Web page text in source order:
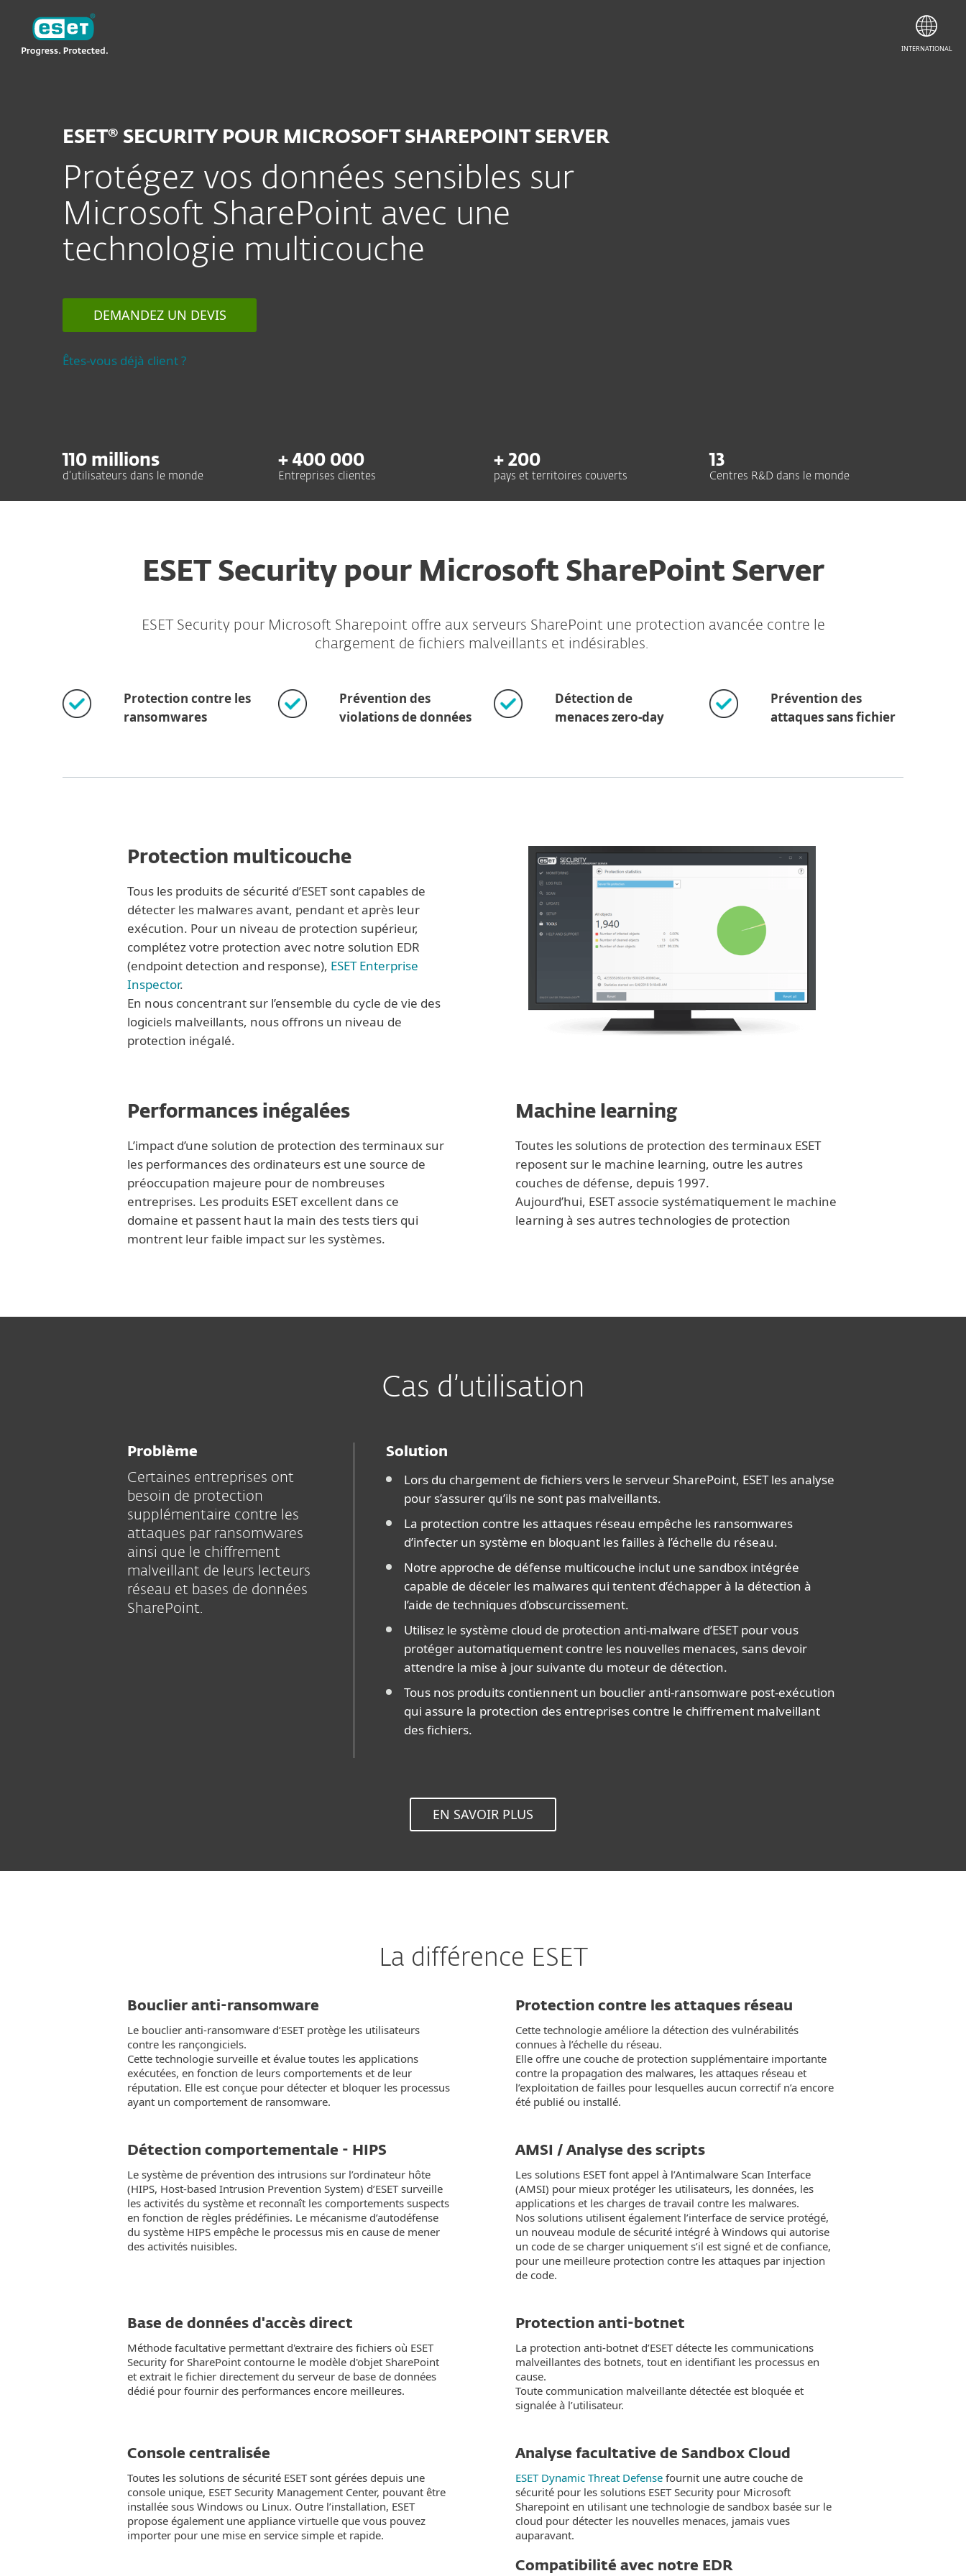
ESET® SECURITY POUR MICROSOFT SHAREPOINT SERVER
Protégez vos données sensibles sur
Microsoft SharePoint avec une
technologie multicouche
DEMANDEZ UN DEVIS
Êtes-vous déjà client ?
110 millions
d’utilisateurs dans le monde
+ 400 000
Entreprises clientes
+ 200
pays et territoires couverts
13
Centres R&D dans le monde
ESET Security pour Microsoft SharePoint Server
ESET Security pour Microsoft Sharepoint offre aux serveurs SharePoint une protection avancée contre le
chargement de fichiers malveillants et indésirables.
Protection contre les
ransomwares
Prévention des
violations de données
Détection de
menaces zero-day
Prévention des
attaques sans fichier
Protection multicouche
Tous les produits de sécurité d’ESET sont capables de
détecter les malwares avant, pendant et après leur
exécution. Pour un niveau de protection supérieur,
complétez votre protection avec notre solution EDR
(endpoint detection and response), ESET Enterprise
Inspector.
En nous concentrant sur l’ensemble du cycle de vie des
logiciels malveillants, nous offrons un niveau de
protection inégalé.
Performances inégalées
L’impact d’une solution de protection des terminaux sur
les performances des ordinateurs est une source de
préoccupation majeure pour de nombreuses
entreprises. Les produits ESET excellent dans ce
domaine et passent haut la main des tests tiers qui
montrent leur faible impact sur les systèmes.
Machine learning
Toutes les solutions de protection des terminaux ESET
reposent sur le machine learning, outre les autres
couches de défense, depuis 1997.
Aujourd’hui, ESET associe systématiquement le machine
learning à ses autres technologies de protection
Cas d’utilisation
Problème
Certaines entreprises ont
besoin de protection
supplémentaire contre les
attaques par ransomwares
ainsi que le chiffrement
malveillant de leurs lecteurs
réseau et bases de données
SharePoint.
Solution
Lors du chargement de fichiers vers le serveur SharePoint, ESET les analyse
pour s’assurer qu’ils ne sont pas malveillants.
La protection contre les attaques réseau empêche les ransomwares
d’infecter un système en bloquant les failles à l’échelle du réseau.
Notre approche de défense multicouche inclut une sandbox intégrée
capable de déceler les malwares qui tentent d’échapper à la détection à
l’aide de techniques d’obscurcissement.
Utilisez le système cloud de protection anti-malware d’ESET pour vous
protéger automatiquement contre les nouvelles menaces, sans devoir
attendre la mise à jour suivante du moteur de détection.
Tous nos produits contiennent un bouclier anti-ransomware post-exécution
qui assure la protection des entreprises contre le chiffrement malveillant
des fichiers.
EN SAVOIR PLUS
La différence ESET
Bouclier anti-ransomware
Le bouclier anti-ransomware d’ESET protège les utilisateurs
contre les rançongiciels.
Cette technologie surveille et évalue toutes les applications
exécutées, en fonction de leurs comportements et de leur
réputation. Elle est conçue pour détecter et bloquer les processus
ayant un comportement de ransomware.
Protection contre les attaques réseau
Cette technologie améliore la détection des vulnérabilités
connues à l’échelle du réseau.
Elle offre une couche de protection supplémentaire importante
contre la propagation des malwares, les attaques réseau et
l’exploitation de failles pour lesquelles aucun correctif n’a encore
été publié ou installé.
Détection comportementale - HIPS
Le système de prévention des intrusions sur l’ordinateur hôte
(HIPS, Host-based Intrusion Prevention System) d’ESET surveille
les activités du système et reconnaît les comportements suspects
en fonction de règles prédéfinies. Le mécanisme d’autodéfense
du système HIPS empêche le processus mis en cause de mener
des activités nuisibles.
AMSI / Analyse des scripts
Les solutions ESET font appel à l’Antimalware Scan Interface
(AMSI) pour mieux protéger les utilisateurs, les données, les
applications et les charges de travail contre les malwares.
Nos solutions utilisent également l’interface de service protégé,
un nouveau module de sécurité intégré à Windows qui autorise
un code de se charger uniquement s’il est signé et de confiance,
pour une meilleure protection contre les attaques par injection
de code.
Base de données d'accès direct
Méthode facultative permettant d'extraire des fichiers où ESET
Security for SharePoint contourne le modèle d'objet SharePoint
et extrait le fichier directement du serveur de base de données
dédié pour fournir des performances encore meilleures.
Protection anti-botnet
La protection anti-botnet d’ESET détecte les communications
malveillantes des botnets, tout en identifiant les processus en
cause.
Toute communication malveillante détectée est bloquée et
signalée à l’utilisateur.
Console centralisée
Toutes les solutions de sécurité ESET sont gérées depuis une
console unique, ESET Security Management Center, pouvant être
installée sous Windows ou Linux. Outre l’installation, ESET
propose également une appliance virtuelle que vous pouvez
importer pour une mise en service simple et rapide.
Analyse facultative de Sandbox Cloud
ESET Dynamic Threat Defense fournit une autre couche de
sécurité pour les solutions ESET Security pour Microsoft
Sharepoint en utilisant une technologie de sandbox basée sur le
cloud pour détecter les nouvelles menaces, jamais vues
auparavant.
Compatibilité avec notre EDR
NA Business
ESET
INTERNATIONAL